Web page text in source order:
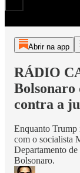
Abrir na app
RÁDIO
Bolsonaro
contra a
Enquanto Trump
com o socialista
Departamento
Bolsonaro.